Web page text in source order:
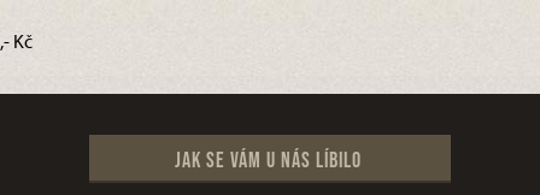
,- Kč
Jak se vám u nás líbilo